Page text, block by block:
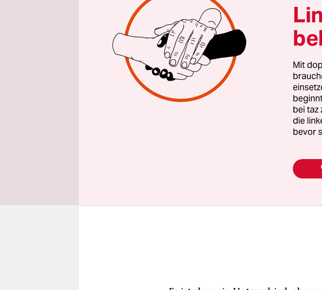
Dieses Mal sind die
schwierig, die über den Winter
für das Camp spricht. Das liegt
Teilnehmerzahlen seit dem
ziemlich abgebröckelt sind.
verflixt lang und kalt sind.
Mit
bei taz
die
bevor